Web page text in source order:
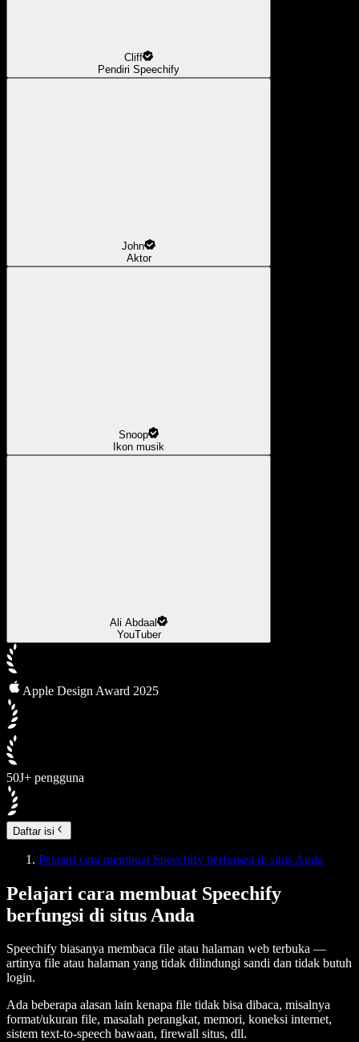
Cliff
Pendiri Speechify
John
Aktor
Snoop
Ikon musik
Ali Abdaal
YouTuber
Apple Design Award 2025
50J+ pengguna
Daftar isi
Pelajari cara membuat Speechify berfungsi di situs Anda
Pelajari cara membuat Speechify
berfungsi di situs Anda
Speechify biasanya membaca file atau halaman web terbuka —
artinya file atau halaman yang tidak dilindungi sandi dan tidak butuh
login.
Ada beberapa alasan lain kenapa file tidak bisa dibaca, misalnya
format/ukuran file, masalah perangkat, memori, koneksi internet,
sistem text-to-speech bawaan, firewall situs, dll.